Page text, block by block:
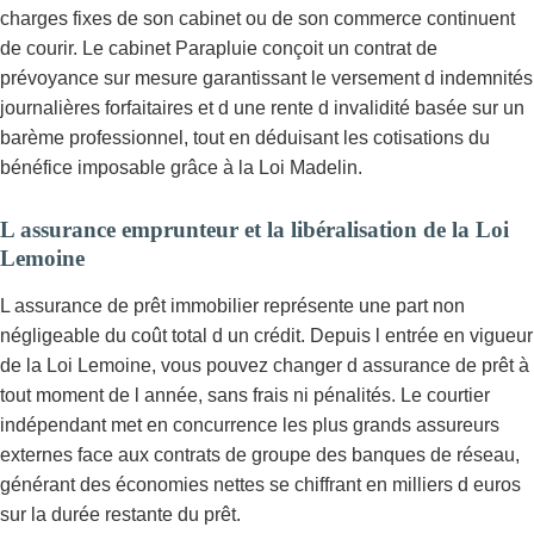
charges fixes de son cabinet ou de son commerce continuent
de courir. Le cabinet Parapluie conçoit un contrat de
prévoyance sur mesure garantissant le versement d indemnités
journalières forfaitaires et d une rente d invalidité basée sur un
barème professionnel, tout en déduisant les cotisations du
bénéfice imposable grâce à la Loi Madelin.
L assurance emprunteur et la libéralisation de la Loi
Lemoine
L assurance de prêt immobilier représente une part non
négligeable du coût total d un crédit. Depuis l entrée en vigueur
de la Loi Lemoine, vous pouvez changer d assurance de prêt à
tout moment de l année, sans frais ni pénalités. Le courtier
indépendant met en concurrence les plus grands assureurs
externes face aux contrats de groupe des banques de réseau,
générant des économies nettes se chiffrant en milliers d euros
sur la durée restante du prêt.